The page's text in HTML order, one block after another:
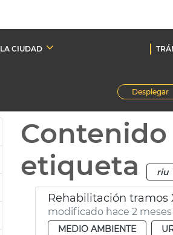
LA CIUDAD
Desplegar
etiqueta
riu
Rehabilitación tramos
modificado hace 2 meses
MEDIO AMBIENTE